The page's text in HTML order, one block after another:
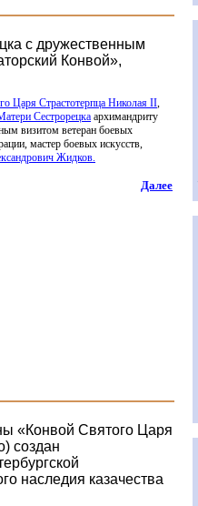
с дружественным
Конвой»,
Царя Страстотерпца Николая II,
Сестрорецка архимандриту
визитом ветеран боевых
мастер боевых искусств,
Жидков.
Далее
«Конвой Святого Царя
создан
наследия казачества